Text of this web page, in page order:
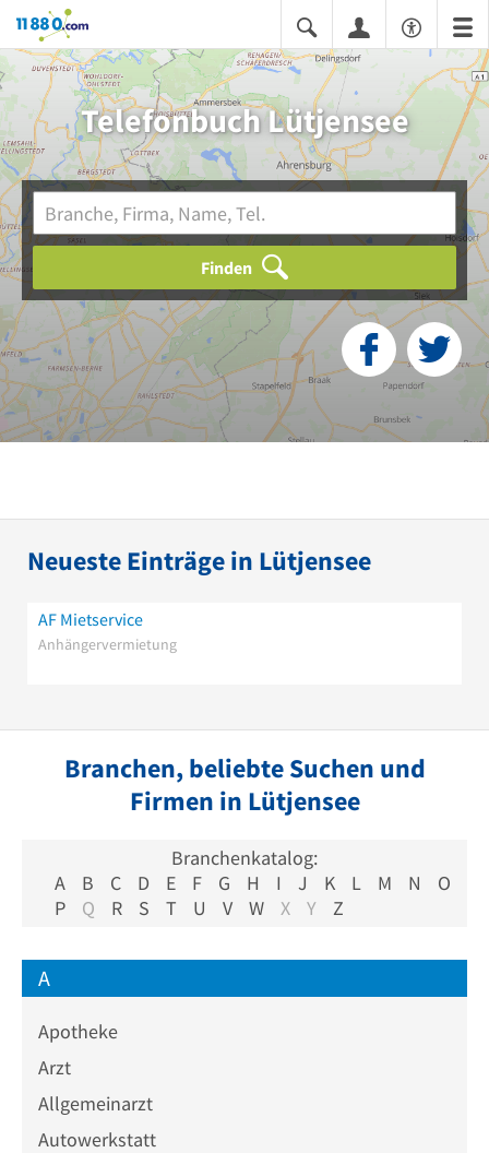
11880.com
Telefonbuch Lütjensee
Finden
Neueste Einträge in Lütjensee
AF Mietservice
Anhängervermietung
Branchen, beliebte Suchen und
Firmen in Lütjensee
Branchenkatalog:
A
B C D E F G H I J K L M N
O
P
Q R S T U V W X Y Z
A
Apotheke
Arzt
Allgemeinarzt
Autowerkstatt